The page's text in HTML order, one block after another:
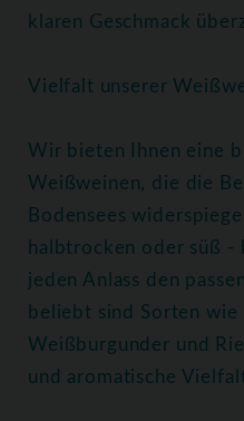
klaren Geschmack
Vielfalt unserer
Wir bieten Ihnen eine
Weißweinen, die die
Bodensees
halbtrocken oder süß -
jeden Anlass den
beliebt sind Sorten wie
Weißburgunder und
und aromatische